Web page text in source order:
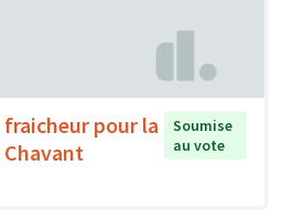
pour la
Soumise
au vote